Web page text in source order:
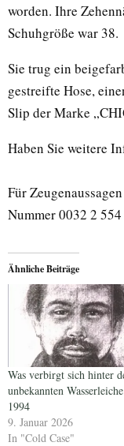
worden. Ihre
Schuhgröße war 38.
Sie trug ein
gestreifte Hose,
Slip der Marke
Haben Sie weitere
Für
Nummer 0032 2
Ähnliche Beiträge
Was verbirgt sich hinter
unbekannten
1994
9. Januar 2026
In "Cold Case"